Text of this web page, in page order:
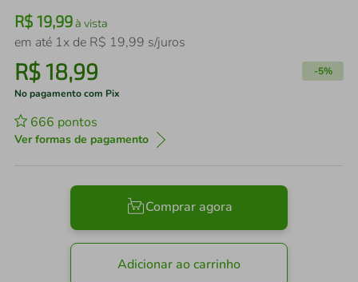
R$ 19,99à vista
em até 1x de R$ 19,99 s/juros
R$18,99 -5%
No pagamento com Pix
666 pontos
Ver formas de pagamento
Comprar agora
Adicionar ao carrinho